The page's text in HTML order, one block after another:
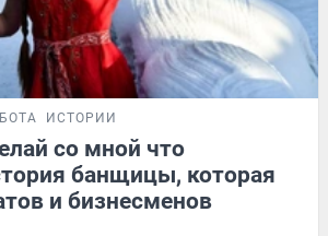
ИСТОРИИ
со мной что
банщицы, которая
и бизнесменов